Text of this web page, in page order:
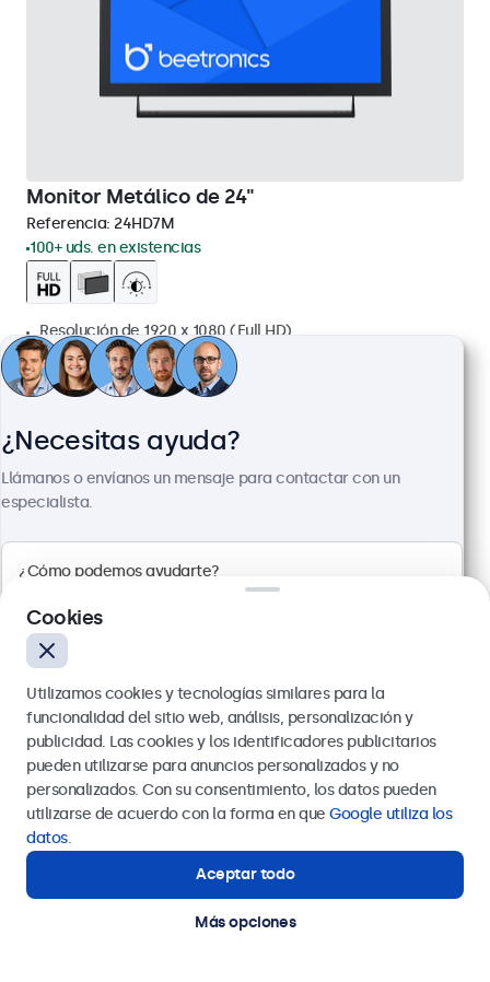
Monitor Metálico de 24"
Referencia: 24HD7M
100+ uds. en existencias
Resolución de 1920 x 1080 (Full HD)
Conexiones: HDMI, VGA, BNC, RCA
Montaje: escritorio, pared, empotrado
Dimensiones exteriores: 560 x 337 x 41 mm
499,00 €
603,79 € con IVA
Monitor Metálico de 27"
Referencia:27HD7M
100+ uds. en existencias
¿Necesitas ayuda?
Llámanos o envíanos un mensaje para contactar con un
especialista.
Enviar
Estamos aquí para ayudarte.
Cookies
Utilizamos cookies y tecnologías similares para la
funcionalidad del sitio web, análisis, personalización y
publicidad. Las cookies y los identificadores publicitarios
pueden utilizarse para anuncios personalizados y no
personalizados. Con su consentimiento, los datos pueden
utilizarse de acuerdo con la forma en que Google utiliza los
datos.
Aceptar todo
Más opciones